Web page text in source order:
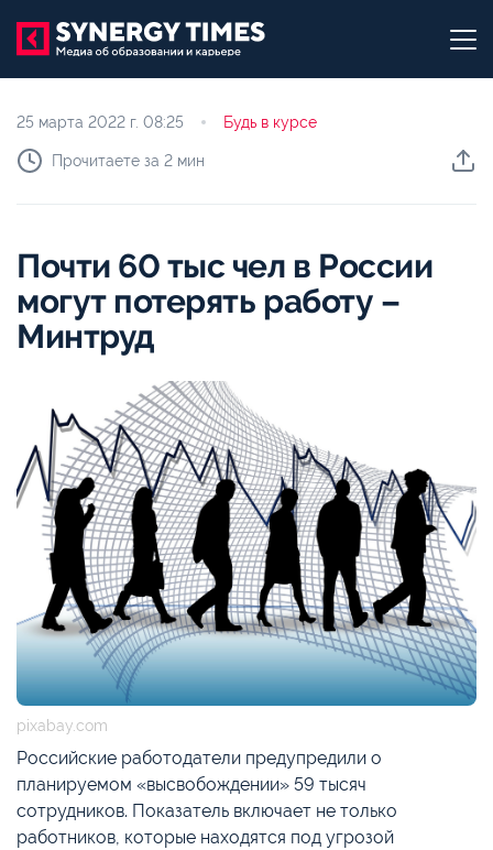
25 марта 2022 г. 08:25 Будь в курсе
Прочитаете за 2 мин
Почти 60 тыс чел в России
могут потерять работу –
Минтруд
pixabay.com
Российские работодатели предупредили о
планируемом «высвобождении» 59 тысяч
сотрудников. Показатель включает не только
работников, которые находятся под угрозой